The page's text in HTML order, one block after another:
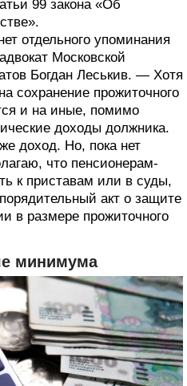
99 закона «Об
отдельного упоминания
Московской
Богдан Леськив. — Хотя
сохранение прожиточного
и на иные, помимо
доходы должника.
доход. Но, пока нет
что пенсионерам-
к приставам или в суды,
акт о защите
в размере прожиточного
минимума